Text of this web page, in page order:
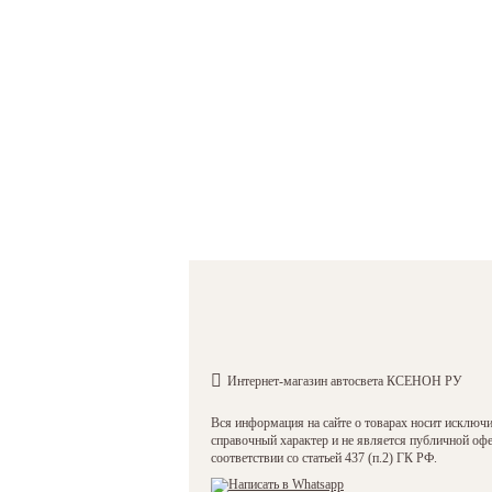
Интернет-магазин автосвета КСЕНОН РУ
Вся информация на сайте о товарах носит
справочный характер и не является публичной
соответствии со статьей 437 (п.2) ГК РФ.